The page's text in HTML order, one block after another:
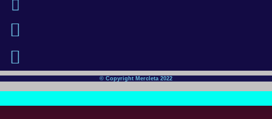
© Copyright Mercleta 2022